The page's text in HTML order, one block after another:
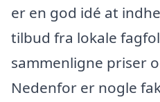
er en god idé at
tilbud fra lokale
sammenligne priser
Nedenfor er nogle